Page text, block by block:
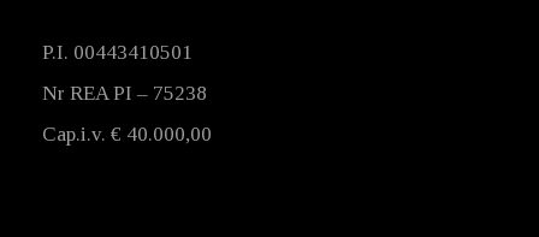
P.I. 00443410501
Nr REA PI – 75238
Cap.i.v. € 40.000,00